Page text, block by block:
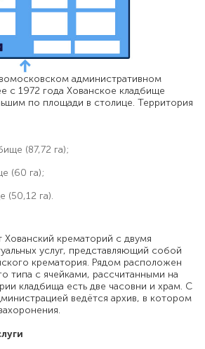
административном
с 1972 года Хованское кладбище
по площади в столице. Территория
(87,72 га);
(60 га);
(50,12 га).
Хованский крематорий с двумя
услуг, представляющий собой
крематория. Рядом расположен
типа с ячейками, рассчитанными на
кладбища есть две часовни и храм. С
ведётся архив, в котором